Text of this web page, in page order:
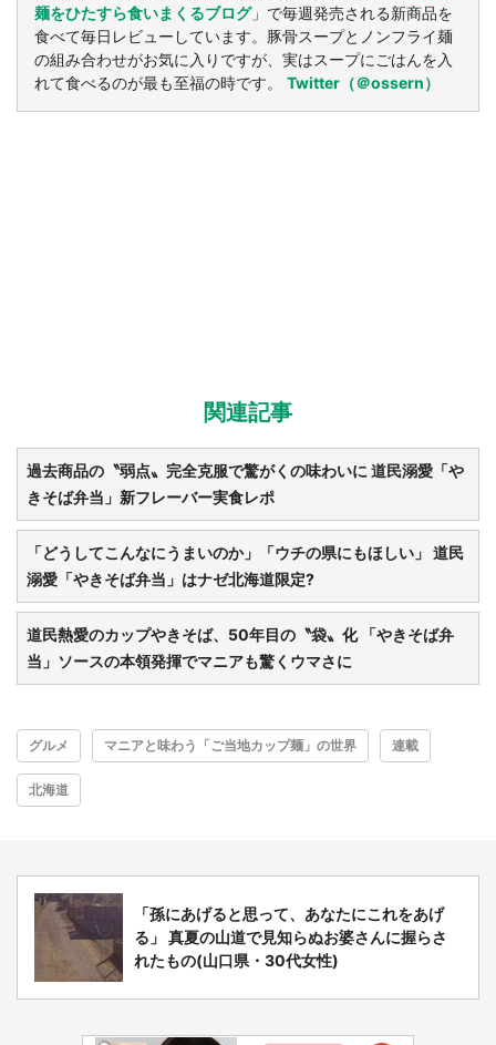
麺をひたすら食いまくるブログ」で毎週発売される新商品を
食べて毎日レビューしています。豚骨スープとノンフライ麺
の組み合わせがお気に入りですが、実はスープにごはんを入
れて食べるのが最も至福の時です。 Twitter（＠ossern）
関連記事
過去商品の〝弱点〟完全克服で驚がくの味わいに 道民溺愛「や
きそば弁当」新フレーバー実食レポ
「どうしてこんなにうまいのか」「ウチの県にもほしい」 道民
溺愛「やきそば弁当」はナゼ北海道限定?
道民熱愛のカップやきそば、50年目の〝袋〟化 「やきそば弁
当」ソースの本領発揮でマニアも驚くウマさに
グルメ マニアと味わう「ご当地カップ麺」の世界 連載
北海道
「孫にあげると思って、あなたにこれをあげ
る」 真夏の山道で見知らぬお婆さんに握らさ
れたもの(山口県・30代女性)